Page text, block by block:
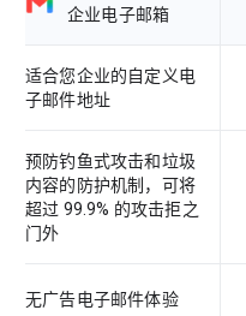
企业电子邮箱
适合您企业的自定义电
子邮件地址
预防钓鱼式攻击和垃圾
内容的防护机制，可将
超过 99.9% 的攻击拒之
门外
无广告电子邮件体验